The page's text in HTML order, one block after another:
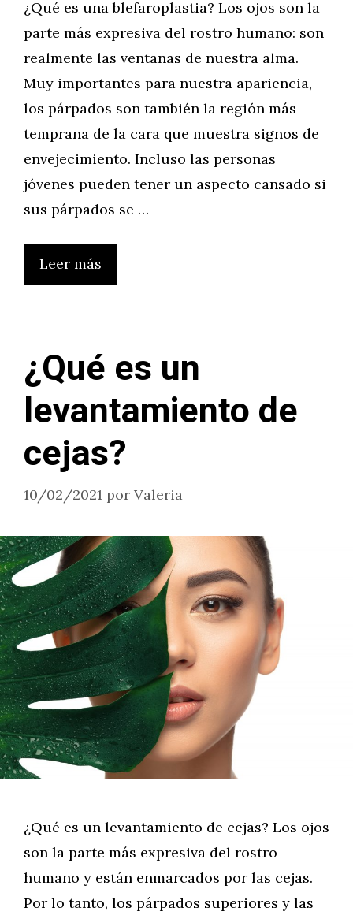
¿Qué es una blefaroplastia? Los ojos son la
parte más expresiva del rostro humano: son
realmente las ventanas de nuestra alma.
Muy importantes para nuestra apariencia,
los párpados son también la región más
temprana de la cara que muestra signos de
envejecimiento. Incluso las personas
jóvenes pueden tener un aspecto cansado si
sus párpados se …
Leer más
¿Qué es un
levantamiento de
cejas?
10/02/2021 por Valeria
¿Qué es un levantamiento de cejas? Los ojos
son la parte más expresiva del rostro
humano y están enmarcados por las cejas.
Por lo tanto, los párpados superiores y las